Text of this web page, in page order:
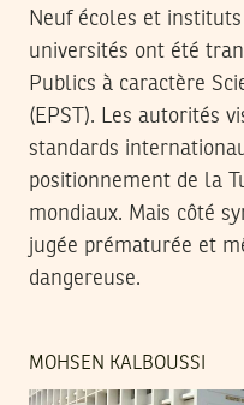
Neuf écoles et
universités ont été
Publics à caractère
(EPST). Les autorités
standards
positionnement de la
mondiaux. Mais côté
jugée prématurée et
dangereuse.
MOHSEN KALBOUSSI